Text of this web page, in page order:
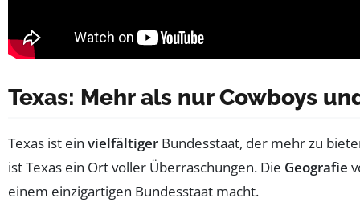
Texas: Mehr als nur Cowboys
Texas ist ein vielfältiger Bundesstaat, der mehr zu
ist Texas ein Ort voller Überraschungen. Die Geografie
einem einzigartigen Bundesstaat macht.